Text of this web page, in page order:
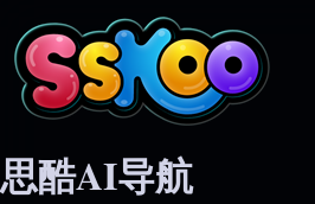
思酷AI导航